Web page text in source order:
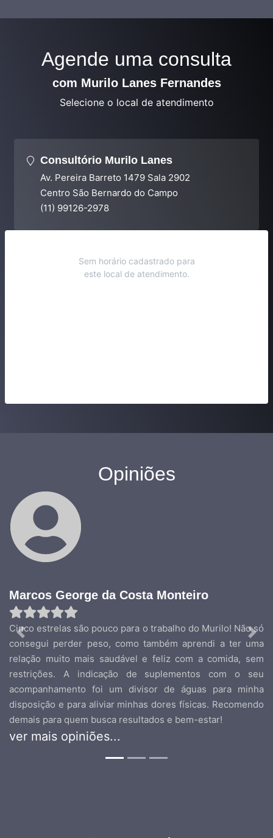
Agende uma consulta
com Murilo Lanes Fernandes
Selecione o local de atendimento
Consultório Murilo Lanes
Av. Pereira Barreto 1479 Sala 2902
Centro São Bernardo do Campo
(11) 99126-2978
Sem horário cadastrado para
este local de atendimento.
Opiniões
Marcos George da Costa Monteiro
Cinco estrelas são pouco para o trabalho do Murilo! Não só
consegui perder peso, como também aprendi a ter uma
relação muito mais saudável e feliz com a comida, sem
restrições. A indicação de suplementos com o seu
acompanhamento foi um divisor de águas para minha
disposição e para aliviar minhas dores físicas. Recomendo
demais para quem busca resultados e bem-estar!
ver mais opiniões...
Previous Next